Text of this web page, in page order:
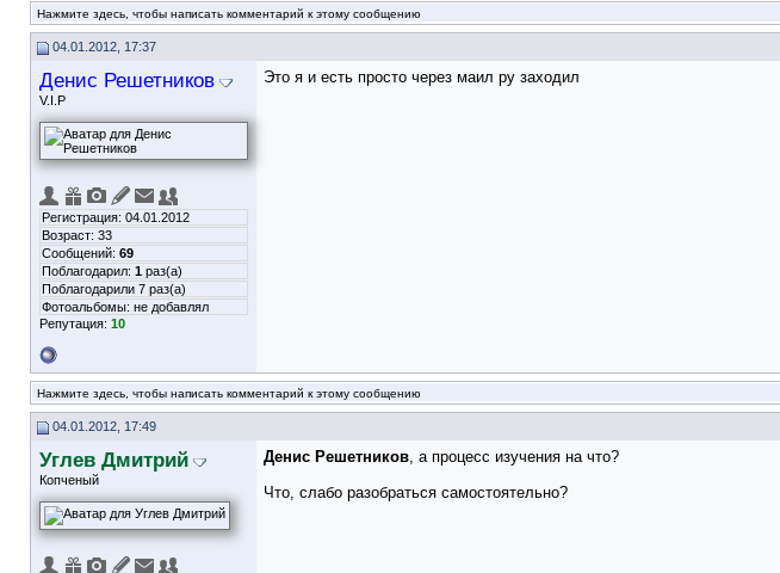
Нажмите здесь, чтобы написать комментарий к этому сообщению
04.01.2012, 17:37
Денис Решетников
V.I.P
Регистрация: 04.01.2012
Возраст: 33
Сообщений: 69
Поблагодарил: 1 раз(а)
Поблагодарили 7 раз(а)
Фотоальбомы: не добавлял
Репутация: 10
Это я и есть просто через маил ру заходил
Нажмите здесь, чтобы написать комментарий к этому сообщению
04.01.2012, 17:49
Углев Дмитрий
Копченый
Денис Решетников, а процесс изучения на что?
Что, слабо разобраться самостоятельно?